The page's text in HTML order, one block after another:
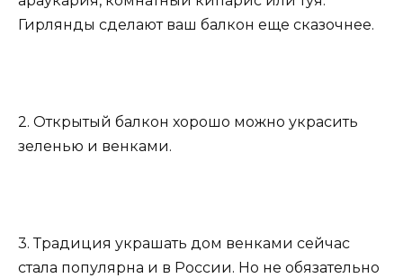
Гирлянды сделают ваш балкон еще сказочнее.
2. Открытый балкон хорошо можно украсить
зеленью и венками.
3. Традиция украшать дом венками сейчас
стала популярна и в России. Но не обязательно